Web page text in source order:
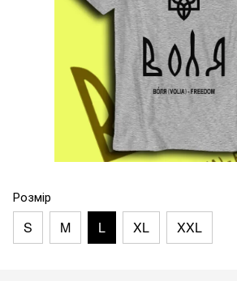
Розмір
S M L XL XXL